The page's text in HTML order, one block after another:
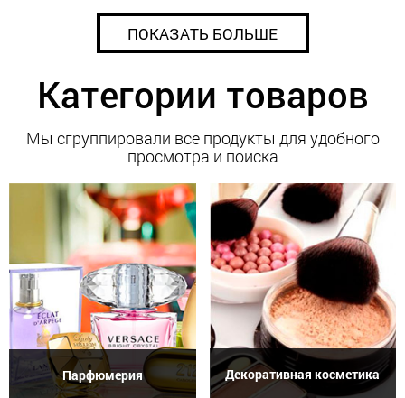
ПОКАЗАТЬ БОЛЬШЕ
Категории товаров
Мы сгруппировали все продукты для удобного
просмотра и поиска
Парфюмерия Декоративная косметика